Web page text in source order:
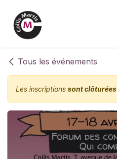
Tous les événements
Les inscriptions sont clôturées